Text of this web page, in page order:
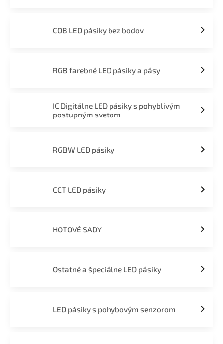
COB LED pásiky bez bodov
RGB farebné LED pásiky a pásy
IC Digitálne LED pásiky s pohyblivým
postupným svetom
RGBW LED pásiky
CCT LED pásiky
HOTOVÉ SADY
Ostatné a špeciálne LED pásiky
LED pásiky s pohybovým senzorom